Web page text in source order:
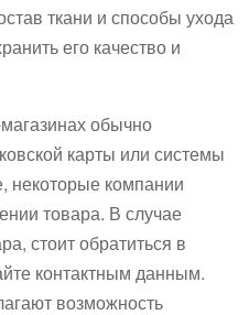
ткани и способы ухода
его качество и
обычно
карты или системы
некоторые компании
товара. В случае
стоит обратиться в
контактным данным.
возможность